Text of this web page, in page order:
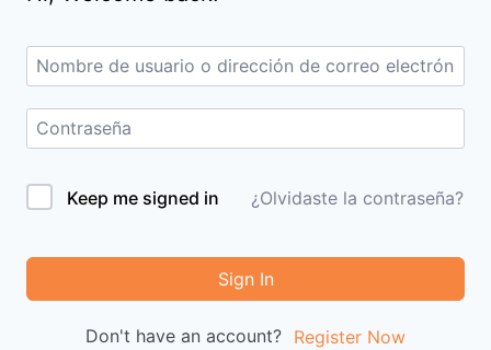
Keep me signed in ¿Olvidaste la contraseña?
Sign In
Don't have an account? Register Now